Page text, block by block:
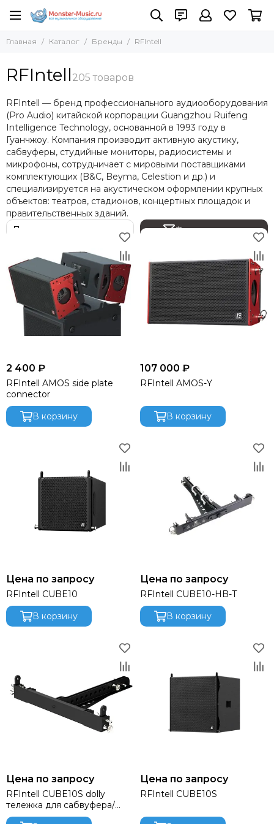
Бренды
AST
ACME
AKAI Pro
AKG
Allen Heath
Amate Audio
Amphenol
Anzhee
ANTARI
ARENA
Audac
Audiocenter
Audiorus
Audiophony
Avolites
Ayrton
Bristage
Chamsys
CHAUVET
Clay Paky
Cordial
CRCBOX
Cree Led
DBX
DIALighting
DieHard
DiGiCo
ECO
Eighteen Sound
Evolution
ELECTRO-VOICE
FOCUSRITE
Fonestar
FINE ART
Главная Каталог Бренды RFIntell
RFIntell
RFIntell — бренд профессионального аудиооборудования
(Pro Audio) китайской корпорации Guangzhou Ruifeng
Intelligence Technology, основанной в 1993 году в
Гуанчжоу. Компания производит активную акустику,
сабвуферы, студийные мониторы, радиосистемы и
микрофоны, сотрудничает с мировыми поставщиками
комплектующих (B&C, Beyma, Celestion и др.) и
специализируется на акустическом оформлении крупных
объектов: театров, стадионов, концертных площадок и
правительственных зданий.
Фильтр товаров
2 400 ₽
RFIntell AMOS side plate
connector
В корзину
107 000 ₽
RFIntell AMOS-Y
В корзину
Цена по запросу
RFIntell CUBE10
В корзину
Цена по запросу
RFIntell CUBE10-HB-T
В корзину
Цена по запросу
RFIntell CUBE10S dolly
тележка для сабвуфера/
массива
Цена по запросу
RFIntell CUBE10S